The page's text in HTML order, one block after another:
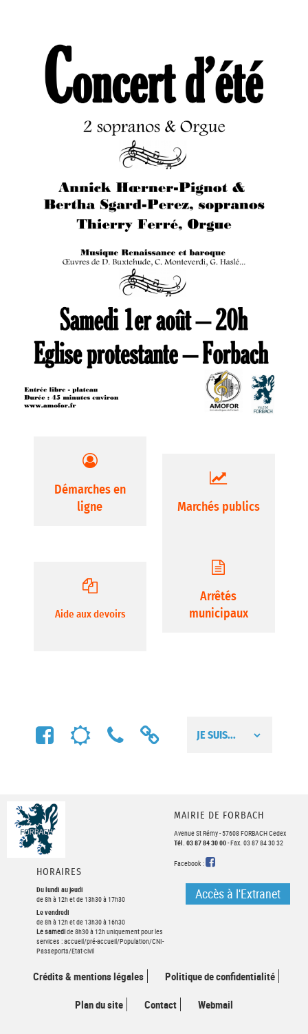
Démarches en
ligne
Marchés publics
Aide aux devoirs
Arrêtés
municipaux
MAIRIE DE FORBACH
Avenue St Rémy - 57608 FORBACH Cedex
Tél. 03 87 84 30 00- Fax. 03 87 84 30 32
Facebook : FACEBOOK
Accès à l'Extranet
HORAIRES
Du lundi au jeudi
de 8h à 12h et de 13h30 à 17h30
Le vendredi
de 8h à 12h et de 13h30 à 16h30
Le samedide 8h30 à 12h uniquement pour les
services : accueil/pré-accueil/Population/CNI-
Passeports/Etat-civil
Crédits & mentions légales Politique de confidentialité
Plan du site Contact Webmail